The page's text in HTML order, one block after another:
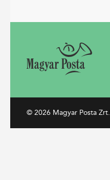
© 2026 Magyar Posta Zrt.